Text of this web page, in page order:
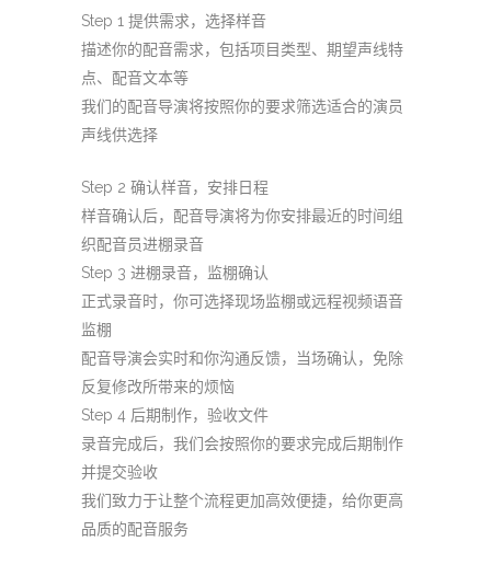
Step 1 提供需求，选择样音
描述你的配音需求，包括项目类型、期望声线特
点、配音文本等
我们的配音导演将按照你的要求筛选适合的演员
声线供选择
Step 2 确认样音，安排日程
样音确认后，配音导演将为你安排最近的时间组
织配音员进棚录音
Step 3 进棚录音，监棚确认
正式录音时，你可选择现场监棚或远程视频语音
监棚
配音导演会实时和你沟通反馈，当场确认，免除
反复修改所带来的烦恼
Step 4 后期制作，验收文件
录音完成后，我们会按照你的要求完成后期制作
并提交验收
我们致力于让整个流程更加高效便捷，给你更高
品质的配音服务